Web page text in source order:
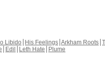
Libido His Feelings Arkham Roots
Edil Leth Hate
Plume